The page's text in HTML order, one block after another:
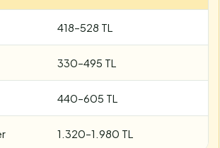
418–528 TL
330–495 TL
440–605 TL
1.320–1.980 TL